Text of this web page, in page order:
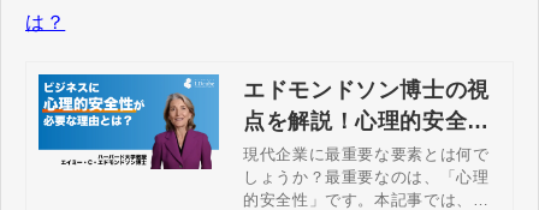
は？
エドモンドソン博士の視
点を解説！心理的安全性
がビジネスに必要な理由
とは？
現代企業に最重要な要素とは何で
しょうか？最重要なのは、「心理
的安全性」です。本記事では、ハ